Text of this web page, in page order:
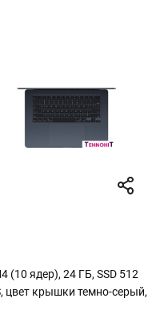
(10 ядер), 24 ГБ, SSD 512
цвет крышки темно-серый,